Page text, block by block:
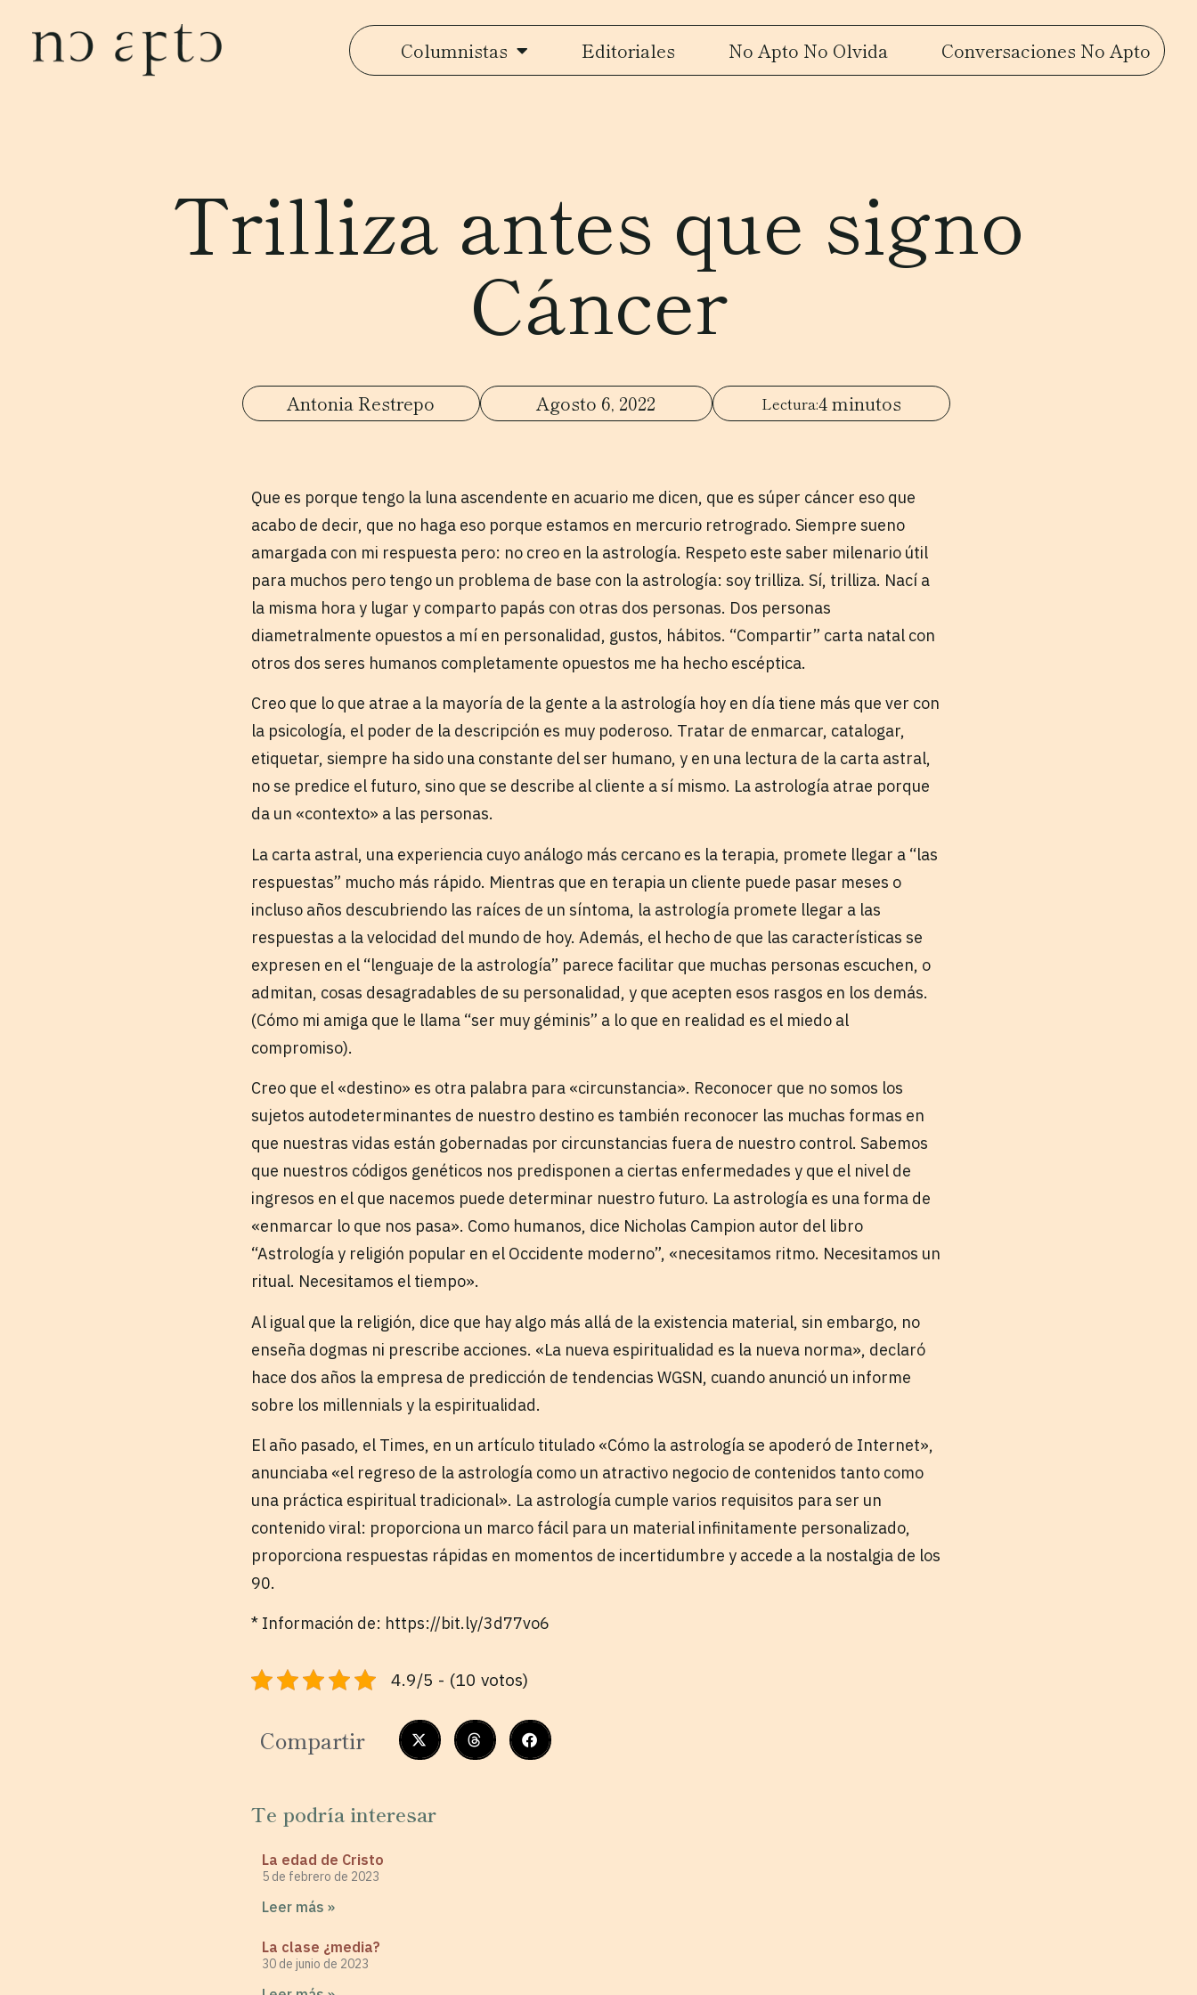
Columnistas Editoriales No Apto No Olvida Conversaciones No Apto
Trilliza antes que signo
Cáncer
Antonia Restrepo Agosto 6, 2022 4 minutos
Que es porque tengo la luna ascendente en acuario me dicen, que es súper cáncer eso que
acabo de decir, que no haga eso porque estamos en mercurio retrogrado. Siempre sueno
amargada con mi respuesta pero: no creo en la astrología. Respeto este saber milenario útil
para muchos pero tengo un problema de base con la astrología: soy trilliza. Sí, trilliza. Nací a
la misma hora y lugar y comparto papás con otras dos personas. Dos personas
diametralmente opuestos a mí en personalidad, gustos, hábitos. “Compartir” carta natal con
otros dos seres humanos completamente opuestos me ha hecho escéptica.
Creo que lo que atrae a la mayoría de la gente a la astrología hoy en día tiene más que ver con
la psicología, el poder de la descripción es muy poderoso. Tratar de enmarcar, catalogar,
etiquetar, siempre ha sido una constante del ser humano, y en una lectura de la carta astral,
no se predice el futuro, sino que se describe al cliente a sí mismo. La astrología atrae porque
da un «contexto» a las personas.
La carta astral, una experiencia cuyo análogo más cercano es la terapia, promete llegar a “las
respuestas” mucho más rápido. Mientras que en terapia un cliente puede pasar meses o
incluso años descubriendo las raíces de un síntoma, la astrología promete llegar a las
respuestas a la velocidad del mundo de hoy. Además, el hecho de que las características se
expresen en el “lenguaje de la astrología” parece facilitar que muchas personas escuchen, o
admitan, cosas desagradables de su personalidad, y que acepten esos rasgos en los demás.
(Cómo mi amiga que le llama “ser muy géminis” a lo que en realidad es el miedo al
compromiso).
Creo que el «destino» es otra palabra para «circunstancia». Reconocer que no somos los
sujetos autodeterminantes de nuestro destino es también reconocer las muchas formas en
que nuestras vidas están gobernadas por circunstancias fuera de nuestro control. Sabemos
que nuestros códigos genéticos nos predisponen a ciertas enfermedades y que el nivel de
ingresos en el que nacemos puede determinar nuestro futuro. La astrología es una forma de
«enmarcar lo que nos pasa». Como humanos, dice Nicholas Campion autor del libro
“Astrología y religión popular en el Occidente moderno”, «necesitamos ritmo. Necesitamos un
ritual. Necesitamos el tiempo».
Al igual que la religión, dice que hay algo más allá de la existencia material, sin embargo, no
enseña dogmas ni prescribe acciones. «La nueva espiritualidad es la nueva norma», declaró
hace dos años la empresa de predicción de tendencias WGSN, cuando anunció un informe
sobre los millennials y la espiritualidad.
El año pasado, el Times, en un artículo titulado «Cómo la astrología se apoderó de Internet»,
anunciaba «el regreso de la astrología como un atractivo negocio de contenidos tanto como
una práctica espiritual tradicional». La astrología cumple varios requisitos para ser un
contenido viral: proporciona un marco fácil para un material infinitamente personalizado,
proporciona respuestas rápidas en momentos de incertidumbre y accede a la nostalgia de los
90.
* Información de: https://bit.ly/3d77vo6
4.9/5 - (10 votos)
Compartir
Te podría interesar
La edad de Cristo
5 de febrero de 2023
Leer más »
La clase ¿media?
30 de junio de 2023